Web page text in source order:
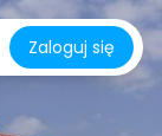
Zaloguj się